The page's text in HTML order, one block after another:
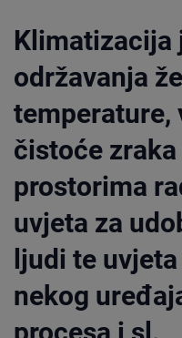
Klimatizacija
održavanja
temperature,
čistoće
prostorima
uvjeta za
ljudi te
nekog